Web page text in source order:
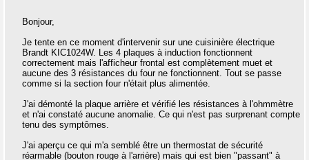
Bonjour,
Je tente en ce moment d'intervenir sur une cuisinière électrique
Brandt KIC1024W. Les 4 plaques à induction fonctionnent
correctement mais l'afficheur frontal est complètement muet et
aucune des 3 résistances du four ne fonctionnent. Tout se passe
comme si la section four n'était plus alimentée.
J'ai démonté la plaque arrière et vérifié les résistances à l'ohmmètre
et n'ai constaté aucune anomalie. Ce qui n'est pas surprenant compte
tenu des symptômes.
J'ai aperçu ce qui m'a semblé être un thermostat de sécurité
réarmable (bouton rouge à l'arrière) mais qui est bien "passant" à